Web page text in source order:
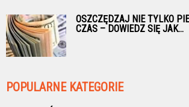
OSZCZĘDZAJ NIE TYLKO
CZAS – DOWIEDZ SIĘ JAK...
POPULARNE KATEGORIE